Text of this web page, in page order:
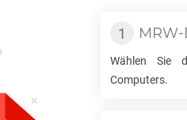
MRW
Wählen Sie
Computers.